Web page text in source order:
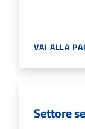
VAI ALLA
Settore